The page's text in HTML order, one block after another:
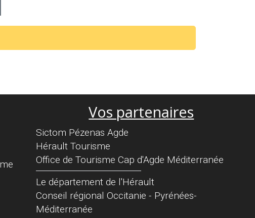
Vos partenaires
Sictom Pézenas Agde
Hérault Tourisme
Office de Tourisme Cap d'Agde Méditerranée
Séparateur
Le département de l'Hérault
Conseil régional Occitanie - Pyrénées-
Méditerranée